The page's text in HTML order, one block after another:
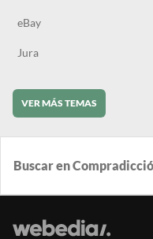
eBay
Jura
VER MÁS TEMAS